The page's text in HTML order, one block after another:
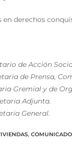
en derechos
de Acción
de Prensa,
Gremial y de
Adjunta.
General.
,